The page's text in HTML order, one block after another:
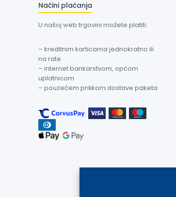
Načini plaćanja
U našoj web trgovini možete platiti:
– kreditnim karticama jednokratno ili
na rate
– internet bankarstvom, općom
uplatnicom
– pouzećem prilikom dostave paketa